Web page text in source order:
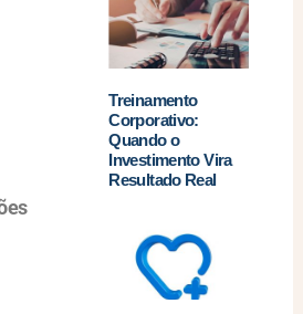
Treinamento
Corporativo:
Quando o
Investimento Vira
Resultado Real